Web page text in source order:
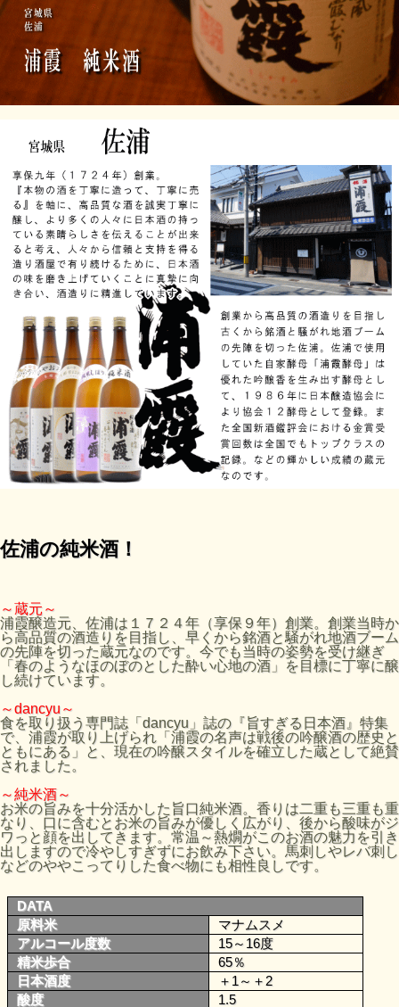
佐浦の純米酒！
～蔵元～
浦霞醸造元、佐浦は１７２４年（享保９年）創業。創業当時か
ら高品質の酒造りを目指し、早くから銘酒と騒がれ地酒ブーム
の先陣を切った蔵元なのです。今でも当時の姿勢を受け継ぎ
「春のようなほのぼのとした酔い心地の酒」を目標に丁寧に醸
し続けています。
～dancyu～
食を取り扱う専門誌「dancyu」誌の『旨すぎる日本酒』特集
で、浦霞が取り上げられ「浦霞の名声は戦後の吟醸酒の歴史と
ともにある」と、現在の吟醸スタイルを確立した蔵として絶賛
されました。
～純米酒～
お米の旨みを十分活かした旨口純米酒。香りは二重も三重も重
なり、口に含むとお米の旨みが優しく広がり、後から酸味がジ
ワっと顔を出してきます。常温～熱燗がこのお酒の魅力を引き
出しますので冷やしすぎずにお飲み下さい。馬刺しやレバ刺し
などのややこってりした食べ物にも相性良しです。
DATA
原料米
マナムスメ
アルコール度数
15～16度
精米歩合
65％
日本酒度
＋1～＋2
酸度
1.5